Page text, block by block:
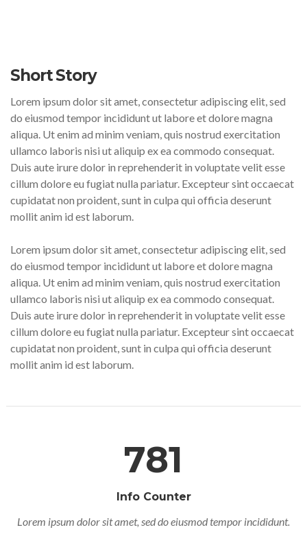
Short Story
Lorem ipsum dolor sit amet, consectetur adipiscing elit, sed
do eiusmod tempor incididunt ut labore et dolore magna
aliqua. Ut enim ad minim veniam, quis nostrud exercitation
ullamco laboris nisi ut aliquip ex ea commodo consequat.
Duis aute irure dolor in reprehenderit in voluptate velit esse
cillum dolore eu fugiat nulla pariatur. Excepteur sint occaecat
cupidatat non proident, sunt in culpa qui officia deserunt
mollit anim id est laborum.
Lorem ipsum dolor sit amet, consectetur adipiscing elit, sed
do eiusmod tempor incididunt ut labore et dolore magna
aliqua. Ut enim ad minim veniam, quis nostrud exercitation
ullamco laboris nisi ut aliquip ex ea commodo consequat.
Duis aute irure dolor in reprehenderit in voluptate velit esse
cillum dolore eu fugiat nulla pariatur. Excepteur sint occaecat
cupidatat non proident, sunt in culpa qui officia deserunt
mollit anim id est laborum.
781
Info Counter
Lorem ipsum dolor sit amet, sed do eiusmod tempor incididunt.